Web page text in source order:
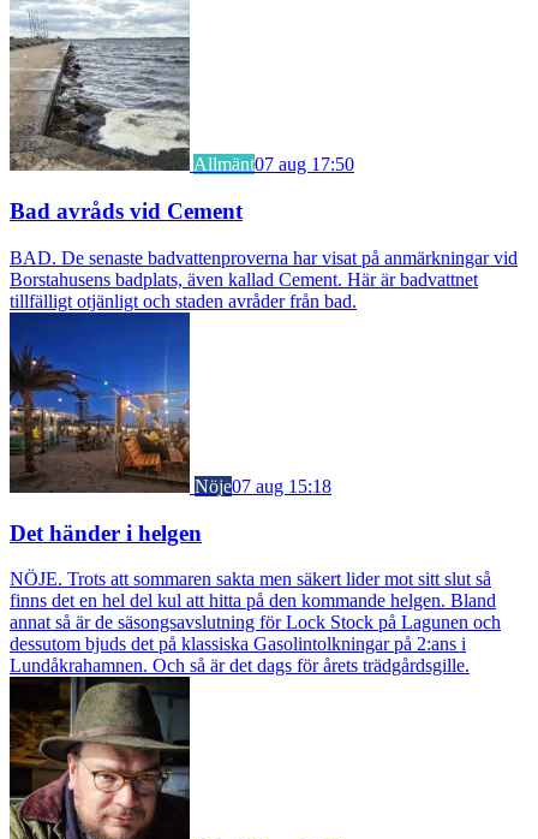
Allmänt07 aug 17:50
Bad avråds vid Cement
BAD. De senaste badvattenproverna har visat på anmärkningar vid
Borstahusens badplats, även kallad Cement. Här är badvattnet
tillfälligt otjänligt och staden avråder från bad.
Nöje07 aug 15:18
Det händer i helgen
NÖJE. Trots att sommaren sakta men säkert lider mot sitt slut så
finns det en hel del kul att hitta på den kommande helgen. Bland
annat så är de säsongsavslutning för Lock Stock på Lagunen och
dessutom bjuds det på klassiska Gasolintolkningar på 2:ans i
Lundåkrahamnen. Och så är det dags för årets trädgårdsgille.